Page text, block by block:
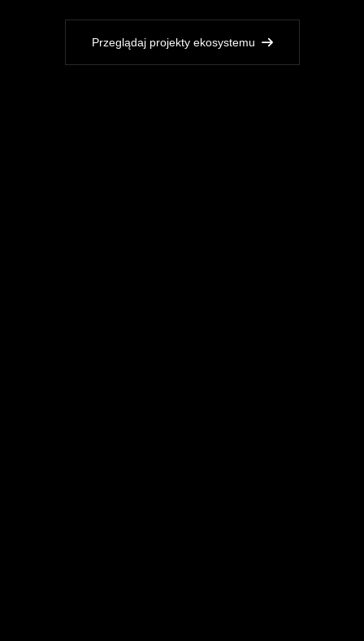
Przeglądaj projekty ekosystemu